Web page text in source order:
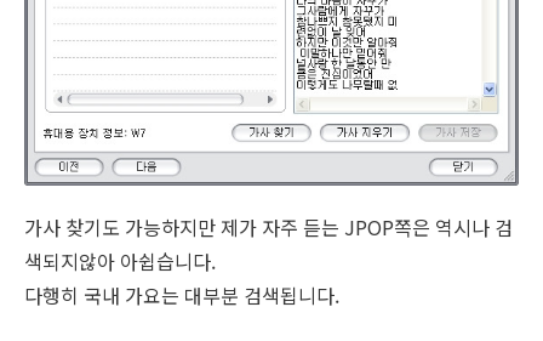
가사 찾기도 가능하지만 제가 자주 듣는 JPOP쪽은 역시나 검
색되지않아 아쉽습니다.
다행히 국내 가요는 대부분 검색됩니다.